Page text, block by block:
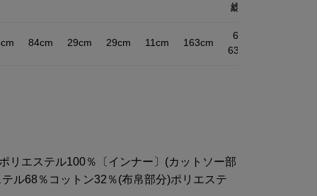
総丈
84cm 29cm 29cm 11cm 163cm
61-
63cm
ポリエステル100％〔インナー〕(カットソー部
テル68％コットン32％(布帛部分)ポリエステ